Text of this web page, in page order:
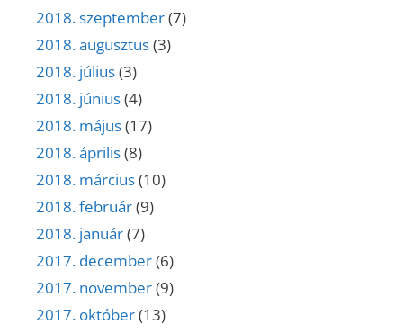
2018. szeptember(7)
2018. augusztus(3)
2018. július(3)
2018. június(4)
2018. május(17)
2018. április(8)
2018. március(10)
2018. február(9)
2018. január(7)
2017. december(6)
2017. november(9)
2017. október(13)